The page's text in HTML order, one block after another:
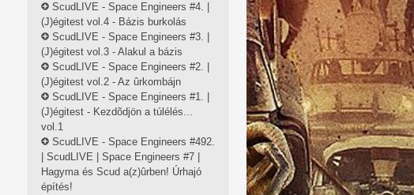
ScudLIVE - Space Engineers #4. |
(J)égitest vol.4 - Bázis burkolás
ScudLIVE - Space Engineers #3. |
(J)égitest vol.3 - Alakul a bázis
ScudLIVE - Space Engineers #2. |
(J)égitest vol.2 - Az ûrkombájn
ScudLIVE - Space Engineers #1. |
(J)égitest - Kezdõdjön a túlélés...
vol.1
ScudLIVE - Space Engineers #492.
| ScudLIVE | Space Engineers #7 |
Hagyma és Scud a(z)ûrben! Úrhajó
építés!